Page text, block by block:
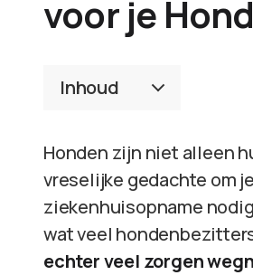
voor je Hond
Inhoud
Honden zijn niet alleen
vreselijke gedachte om
ziekenhuisopname
wat veel
echter veel zorgen